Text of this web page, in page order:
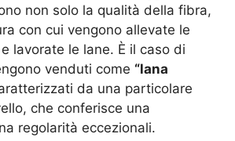
non solo la qualità della fibra,
con cui vengono allevate le
lavorate le lane. È il caso di
venduti come “lana
da una particolare
che conferisce una
regolarità eccezionali.